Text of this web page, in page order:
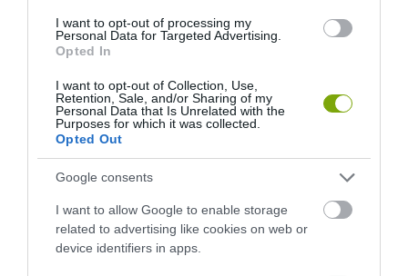
I want to opt-out of processing my
Personal Data for Targeted Advertising.
Opted In
I want to opt-out of Collection, Use,
Retention, Sale, and/or Sharing of my
Personal Data that Is Unrelated with the
Purposes for which it was collected.
Opted Out
Google consents
I want to allow Google to enable storage
related to advertising like cookies on web or
device identifiers in apps.
FELETT: MI EZ A LÁTHATATLAN
FEDŐ, ÉS MI TÖRTÉNIK
ALATTA A TERMÉSZETTEL?
BAJBAN VANNAK: A
HÉTKÖZNAPI MADARAK ÉS